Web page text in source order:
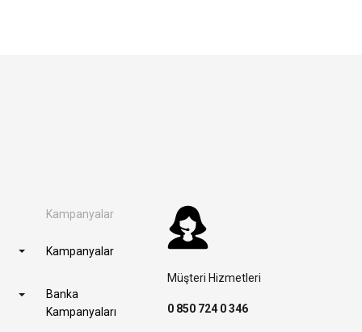
Kampanyalar
Kampanyalar
Banka
Kampanyaları
Müşteri Hizmetleri
0 850 724 0 346